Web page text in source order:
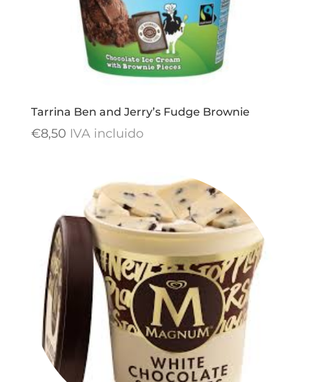
Tarrina Ben and Jerry’s Fudge Brownie
€8,50 IVA incluido